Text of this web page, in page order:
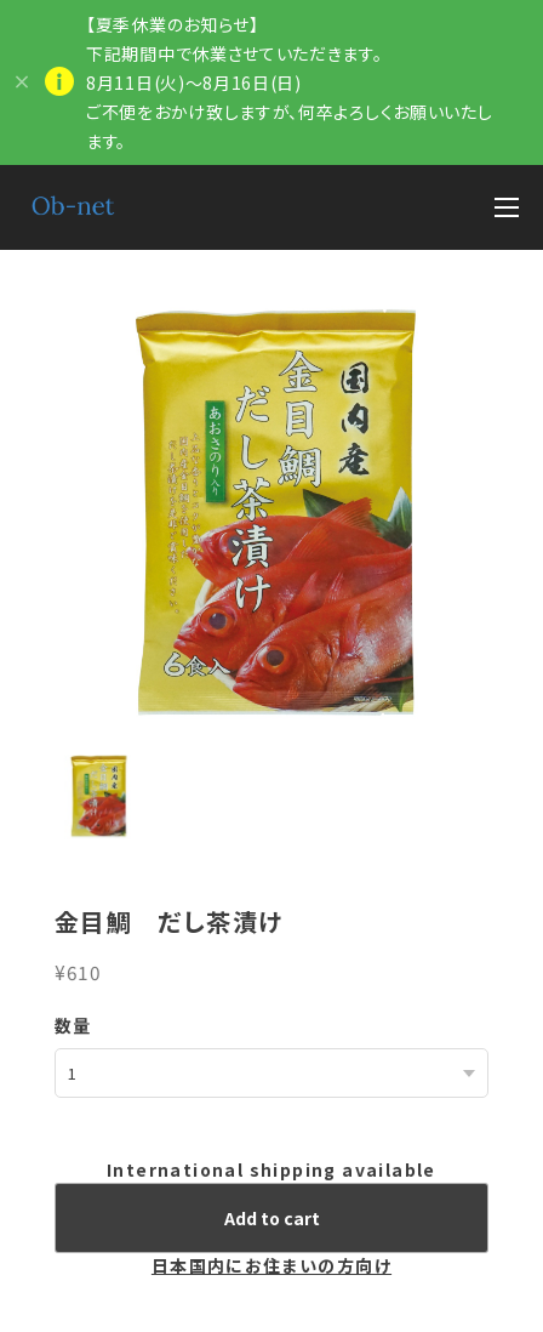
【夏季休業のお知らせ】
下記期間中で休業させていただきます。
8月11日(火)～8月16日(日)
ご不便をおかけ致しますが、何卒よろしくお願いいたし
ます。
金目鯛 だし茶漬け
¥610
数量
International shipping available
Add to cart
日本国内にお住まいの方向け